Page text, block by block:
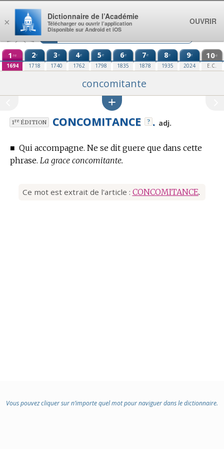
Aller au contenu
1 re
1694
2e
1718
3e
1740
4e
1762
5e
1798
6e
1835
7e
1878
8e
1935
9e
2024
10e
E.C.
concomitante
1reÉDITION CONCOMITANCE ? . adj.
■ Qui accompagne. Ne se dit guere que dans cette
phrase. La grace concomitante.
Ce mot est extrait de l'article : CONCOMITANCE.
Vous pouvez cliquer sur n’importe quel mot pour naviguer dans le dictionnaire.
×
Dictionnaire de l’Académie
Télécharger ou ouvrir l’application
Disponible sur Android et iOS
OUVRIR